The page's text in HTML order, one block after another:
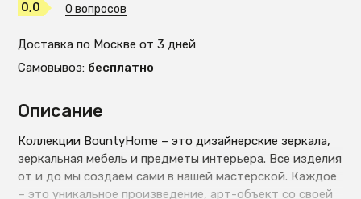
Описание
Коллекции BountyHome – это дизайнерские зеркала,
зеркальная мебель и предметы интерьера. Все изделия
от и до мы создаем сами в нашей мастерской. Каждое
– это уникальное произведение, арт-объект со своей
0,0 0 вопросов
Доставка по Москве от 3 дней
Самовывоз: бесплатно